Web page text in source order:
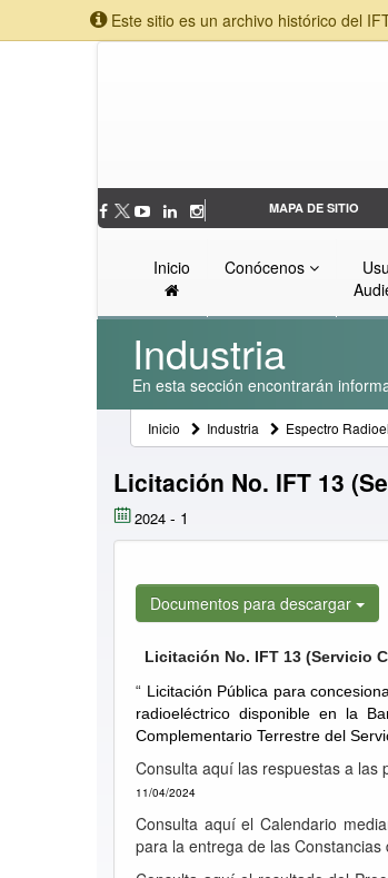
Este sitio es un archivo histórico del
MAPA DE SITIO
Inicio Conócenos
Industria
En esta sección encontrarán
Inicio Industria Espectro
Licitación No. IFT 13
2024 - 1
Documentos para descargar
Licitación No. IFT 13 (Servicio
“ Licitación Pública para
radioeléctrico disponible en la
Complementario Terrestre del
Consulta aquí las respuestas a las
11/04/2024
Consulta aquí el Calendario
para la entrega de las Constancias